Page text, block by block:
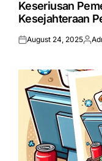
Keseriusan
Kesejahteraan
Posted
August 24, 2025